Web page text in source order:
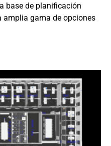
base de planificación
amplia gama de opciones